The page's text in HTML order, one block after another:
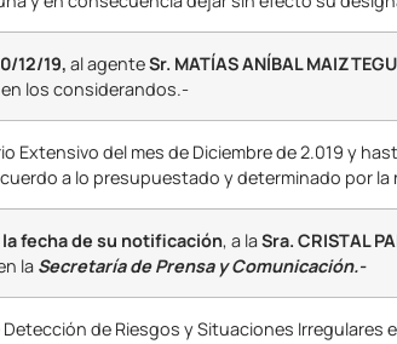
12/19, al agenteSr. MATÍAS ANÍBAL
los considerandos.-
Extensivo del mes de Diciembre de 2.019 y
a lo presupuestado y determinado por
la fecha de su notificación, a laSra. CRISTAL
la Secretaría de Prensa y Comunicación.-
Detección de Riesgos y Situaciones